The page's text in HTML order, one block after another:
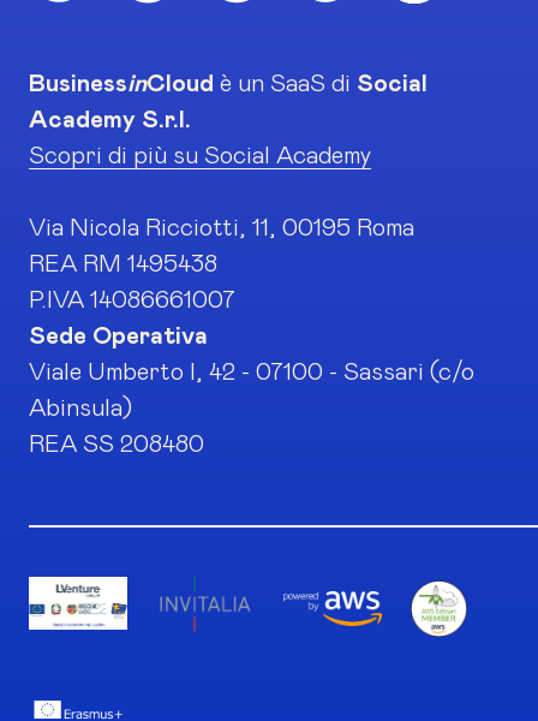
BusinessinCloud è un SaaS di Social
Academy S.r.l.
Scopri di più su Social Academy
Via Nicola Ricciotti, 11, 00195 Roma
REA RM 1495438
P.IVA 14086661007
Sede Operativa
Viale Umberto I, 42 - 07100 - Sassari (c/o
Abinsula)
REA SS 208480